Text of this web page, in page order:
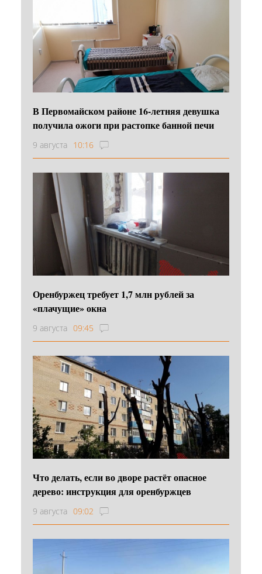
В Первомайском районе 16‑летняя девушка
получила ожоги при растопке банной печи
9 августа 10:16
Оренбуржец требует 1,7 млн рублей за
«плачущие» окна
9 августа 09:45
Что делать, если во дворе растёт опасное
дерево: инструкция для оренбуржцев
9 августа 09:02